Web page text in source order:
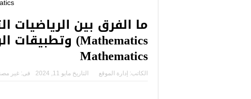
Mathematics
الكاتب: إدارة الموقع التاريخ مايو 11, 2024 فى: غير